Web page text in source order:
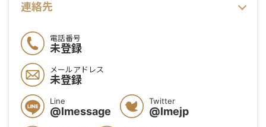
連絡先
電話番号
未登録
メールアドレス
未登録
Line
@lmessage
Twitter
@lmejp